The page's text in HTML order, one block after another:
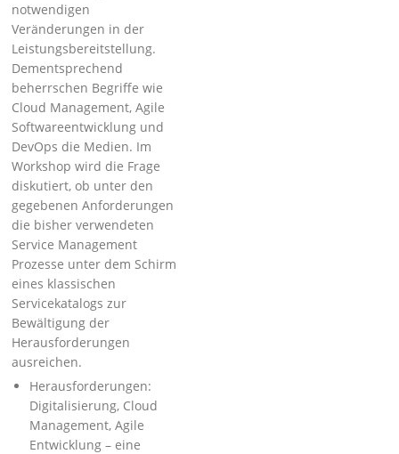
notwendigen
Veränderungen in der
Leistungsbereitstellung.
Dementsprechend
beherrschen Begriffe wie
Cloud Management, Agile
Softwareentwicklung und
DevOps die Medien. Im
Workshop wird die Frage
diskutiert, ob unter den
gegebenen Anforderungen
die bisher verwendeten
Service Management
Prozesse unter dem Schirm
eines klassischen
Servicekatalogs zur
Bewältigung der
Herausforderungen
ausreichen.
Herausforderungen:
Digitalisierung, Cloud
Management, Agile
Entwicklung – eine